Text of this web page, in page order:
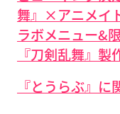
舞』×アニメイ
ラボメニュー&
『刀剣乱舞』
『とうらぶ』